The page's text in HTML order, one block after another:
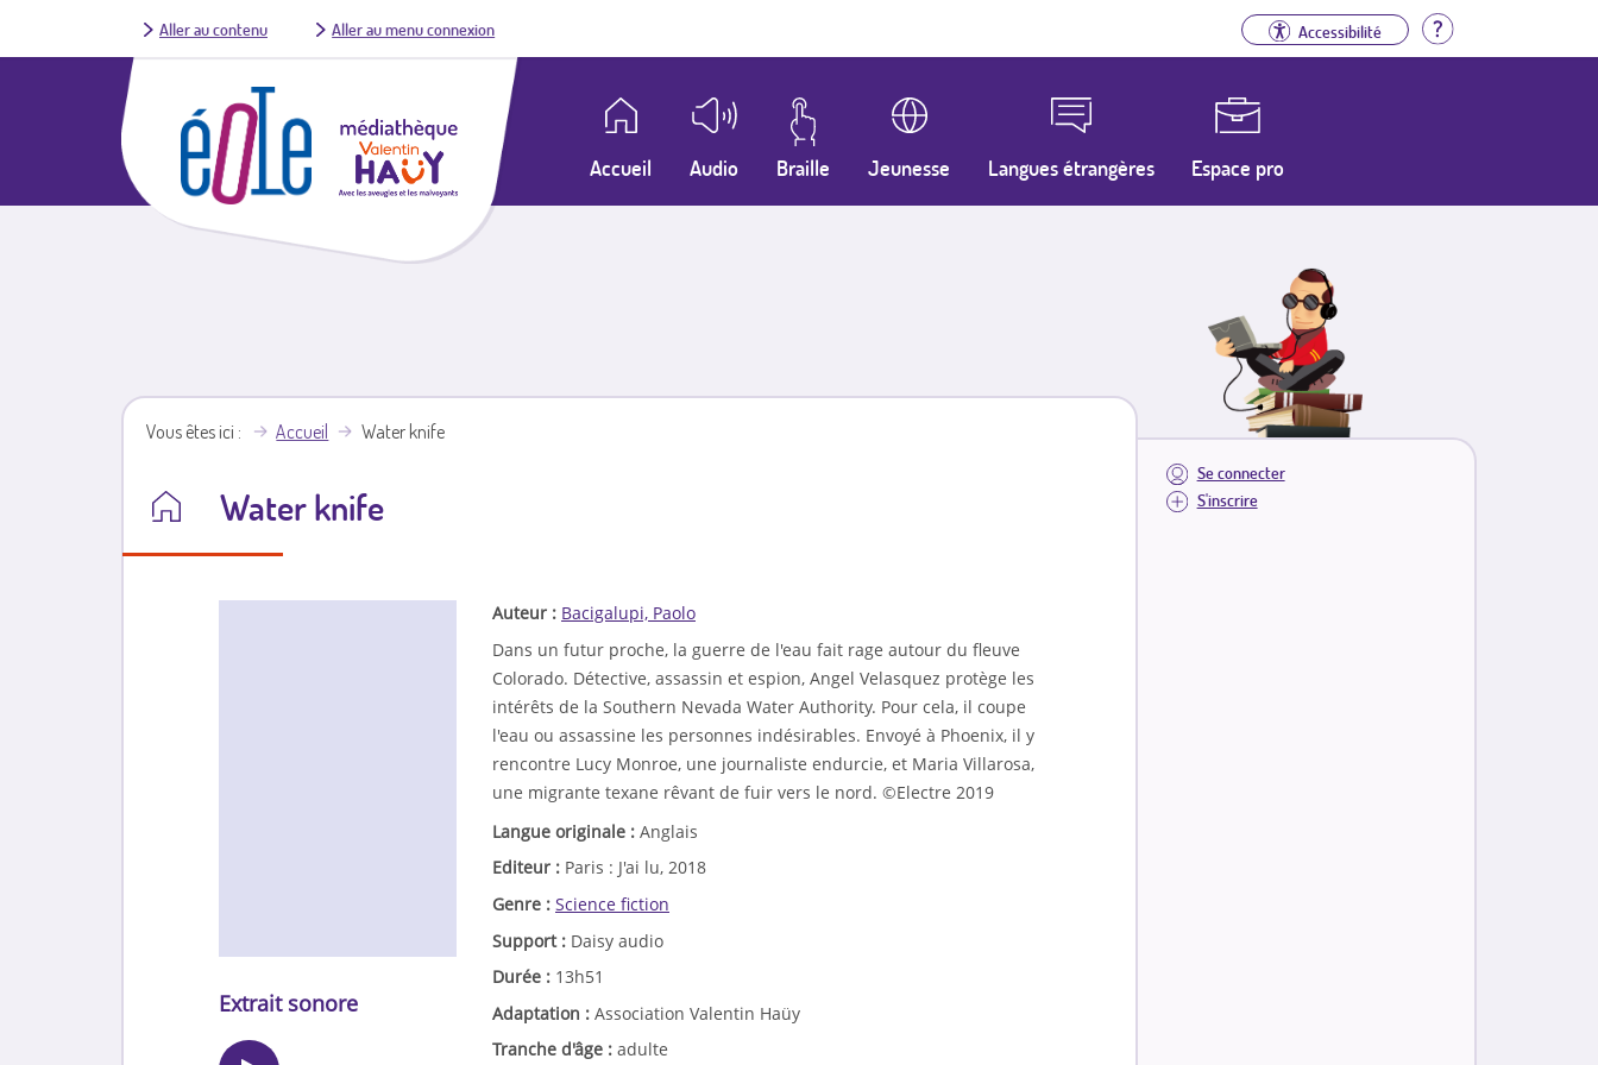
Aller au contenu Aller au menu connexion Accessibilité Aide
Accueil Audio Braille Jeunesse Langues étrangères Espace pro
Se connecter
S'inscrire
Vous êtes ici Accueil Water knife
Water knife
Auteur : Bacigalupi, Paolo
Dans un futur proche, la guerre de l'eau fait rage autour du fleuve
Colorado. Détective, assassin et espion, Angel Velasquez protège les
intérêts de la Southern Nevada Water Authority. Pour cela, il coupe
l'eau ou assassine les personnes indésirables. Envoyé à Phoenix, il y
rencontre Lucy Monroe, une journaliste endurcie, et Maria Villarosa,
une migrante texane rêvant de fuir vers le nord. ©Electre 2019
Langue originale : Anglais
Editeur : Paris : J'ai lu, 2018
Genre : Science fiction
Support : Daisy audio
Durée : 13h51
Adaptation : Association Valentin Haüy
Tranche d'âge : adulte
Extrait sonore